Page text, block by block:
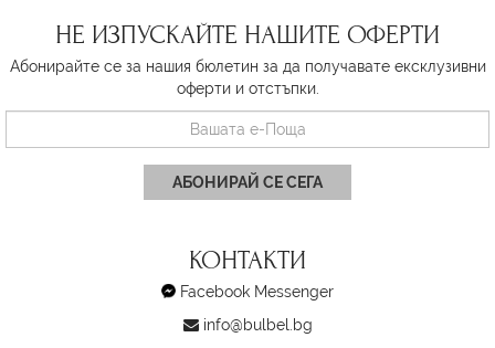
НЕ ИЗПУСКАЙТЕ НАШИТЕ ОФЕРТИ
Абонирайте се за нашия бюлетин за да получавате ексклузивни
оферти и отстъпки.
АБОНИРАЙ СЕ СЕГА
КОНТАКТИ
Facebook Messenger
info@bulbel.bg